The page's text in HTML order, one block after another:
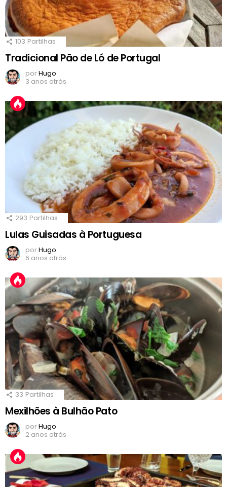
103 Partilhas
Tradicional Pão de Ló de Portugal
porHugo
3 anos atrás
293 Partilhas
Lulas Guisadas à Portuguesa
porHugo
6 anos atrás
33 Partilhas
Mexilhões à Bulhão Pato
porHugo
2 anos atrás